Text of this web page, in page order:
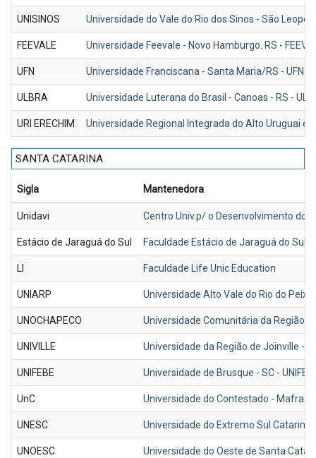
UNISINOS Universidade do Vale do Rio dos Sinos - São
FEEVALE Universidade Feevale - Novo Hamburgo. RS -
UFN Universidade Franciscana - Santa Maria/RS - UFN
ULBRA Universidade Luterana do Brasil - Canoas - RS -
URI ERECHIM Universidade Regional Integrada do Alto Uruguai e
SANTA CATARINA
Sigla Mantenedora
Unidavi Centro Univ.p/ o Desenvolvimento do
Estácio de Jaraguá do Sul Faculdade Estácio de Jaraguá do Sul
LI Faculdade Life Unic Education
UNIARP Universidade Alto Vale do Rio do Peixe
UNOCHAPECO Universidade Comunitária da Região
UNIVILLE Universidade da Região de Joinville -
UNIFEBE Universidade de Brusque - SC -
UnC Universidade do Contestado - Mafra-
UNESC Universidade do Extremo Sul
UNOESC Universidade do Oeste de Santa